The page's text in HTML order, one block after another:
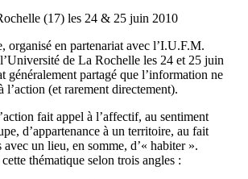
(17) les 24 & 25 juin 2010
organisé en partenariat avec l’I.U.F.M.
de La Rochelle les 24 et 25 juin
généralement partagé que l’information ne
l’action (et rarement directement).
fait appel à l’affectif, au sentiment
d’appartenance à un territoire, au fait
avec un lieu, en somme, d’« habiter ».
thématique selon trois angles :